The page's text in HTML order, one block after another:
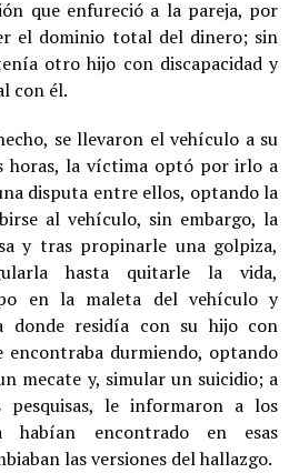
que enfureció a la pareja, por
el dominio total del dinero; sin
otro hijo con discapacidad y
con él.
se llevaron el vehículo a su
horas, la víctima optó por irlo a
disputa entre ellos, optando la
al vehículo, sin embargo, la
y tras propinarle una golpiza,
hasta quitarle la vida,
en la maleta del vehículo y
donde residía con su hijo con
encontraba durmiendo, optando
mecate y, simular un suicidio; a
le informaron a los
habían encontrado en esas
las versiones del hallazgo.